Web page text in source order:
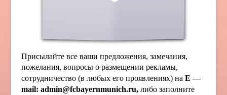
Присылайте все ваши предложения, замечания,
пожелания, вопросы о размещении рекламы,
сотрудничество (в любых его проявлениях) наE —
mail: admin@fcbayernmunich.ru,либо заполните